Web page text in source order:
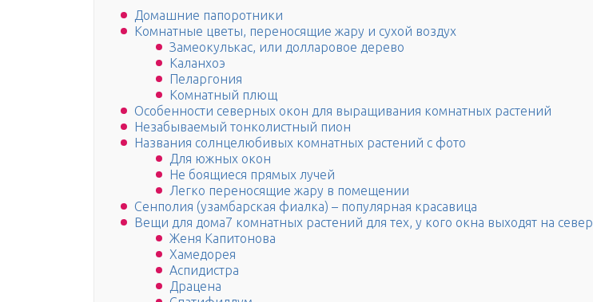
Домашние папоротники
Комнатные цветы, переносящие жару и сухой воздух
Замеокулькас, или долларовое дерево
Каланхоэ
Пеларгония
Комнатный плющ
Особенности северных окон для выращивания комнатных растений
Незабываемый тонколистный пион
Названия солнцелюбивых комнатных растений с фото
Для южных окон
Не боящиеся прямых лучей
Легко переносящие жару в помещении
Сенполия (узамбарская фиалка) – популярная красавица
Вещи для дома7 комнатных растений для тех, у кого окна выходят на север
Женя Капитонова
Хамедорея
Аспидистра
Драцена